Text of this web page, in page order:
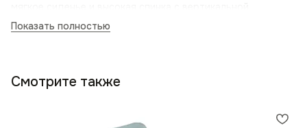
строчкой обеспечивают удобство во время работы или
отдыха.
🏠 Дом — отличное решение для гостиной, кабинета,
спальни или столовой.
Показать полностью
Смотрите также